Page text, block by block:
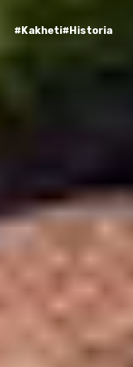
#Kakheti#Historia